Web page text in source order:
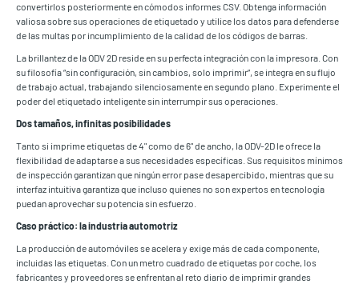
convertirlos posteriormente en cómodos informes CSV. Obtenga información
valiosa sobre sus operaciones de etiquetado y utilice los datos para defenderse
de las multas por incumplimiento de la calidad de los códigos de barras.
La brillantez de la ODV 2D reside en su perfecta integración con la impresora. Con
su filosofía “sin configuración, sin cambios, solo imprimir”, se integra en su flujo
de trabajo actual, trabajando silenciosamente en segundo plano. Experimente el
poder del etiquetado inteligente sin interrumpir sus operaciones.
Dos tamaños, infinitas posibilidades
Tanto si imprime etiquetas de 4" como de 6" de ancho, la ODV-2D le ofrece la
flexibilidad de adaptarse a sus necesidades específicas. Sus requisitos mínimos
de inspección garantizan que ningún error pase desapercibido, mientras que su
interfaz intuitiva garantiza que incluso quienes no son expertos en tecnología
puedan aprovechar su potencia sin esfuerzo.
Caso práctico: la industria automotriz
La producción de automóviles se acelera y exige más de cada componente,
incluidas las etiquetas. Con un metro cuadrado de etiquetas por coche, los
fabricantes y proveedores se enfrentan al reto diario de imprimir grandes